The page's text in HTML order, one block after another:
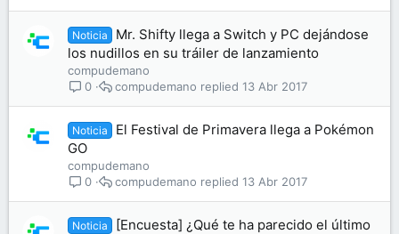
Noticia
Mr. Shifty llega a Switch y PC dejándose
los nudillos en su tráiler de lanzamiento
compudemano
0
13 Abr 2017
compudemano
Noticia
El Festival de Primavera llega a Pokémon
GO
compudemano
0
13 Abr 2017
compudemano
Noticia
[Encuesta] ¿Qué te ha parecido el último